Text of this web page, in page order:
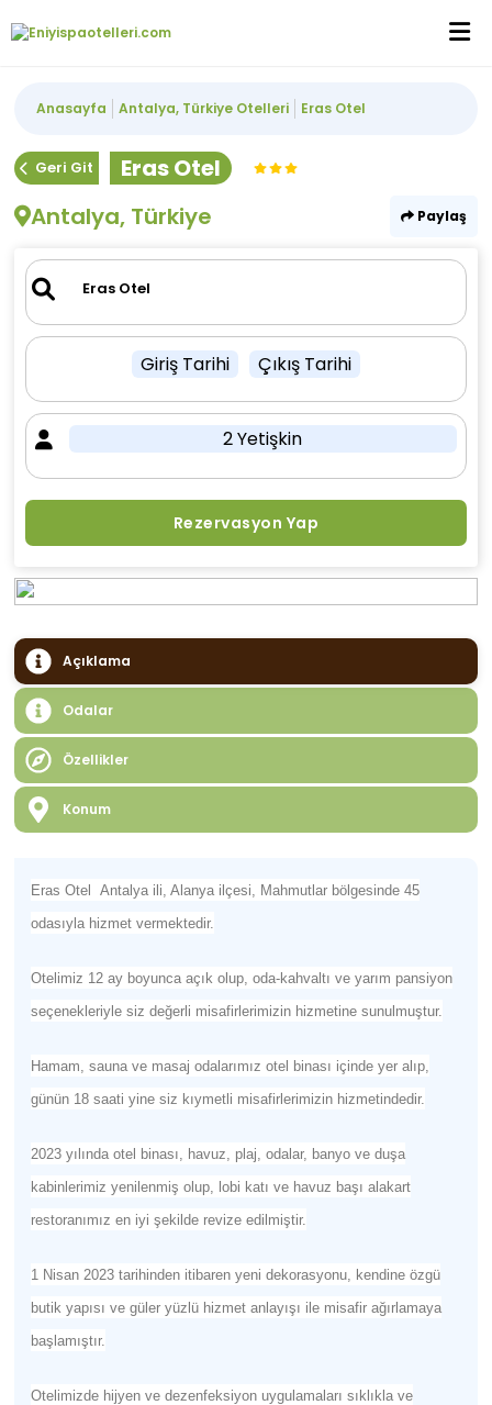
Anasayfa Antalya, Türkiye Otelleri Eras Otel
Geri Git
Eras Otel
Antalya, Türkiye
Paylaş
Giriş Tarihi Çıkış Tarihi
2 Yetişkin
Rezervasyon Yap
Açıklama
Odalar
Özellikler
Konum
Eras Otel Antalya ili, Alanya ilçesi, Mahmutlar bölgesinde 45
odasıyla hizmet vermektedir.
Otelimiz 12 ay boyunca açık olup, oda-kahvaltı ve yarım pansiyon
seçenekleriyle siz değerli misafirlerimizin hizmetine sunulmuştur.
Hamam, sauna ve masaj odalarımız otel binası içinde yer alıp,
günün 18 saati yine siz kıymetli misafirlerimizin hizmetindedir.
2023 yılında otel binası, havuz, plaj, odalar, banyo ve duşa
kabinlerimiz yenilenmiş olup, lobi katı ve havuz başı alakart
restoranımız en iyi şekilde revize edilmiştir.
1 Nisan 2023 tarihinden itibaren yeni dekorasyonu, kendine özgü
butik yapısı ve güler yüzlü hizmet anlayışı ile misafir ağırlamaya
başlamıştır.
Otelimizde hijyen ve dezenfeksiyon uygulamaları sıklıkla ve